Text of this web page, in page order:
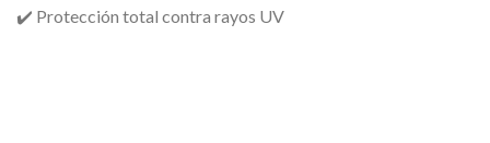
✔️ Protección total contra rayos UV